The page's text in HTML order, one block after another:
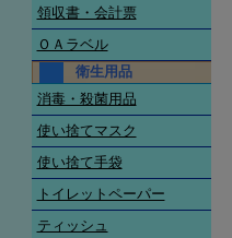
領収書・会計票
ＯＡラベル
衛生用品
消毒・殺菌用品
使い捨てマスク
使い捨て手袋
トイレットペーパー
ティッシュ